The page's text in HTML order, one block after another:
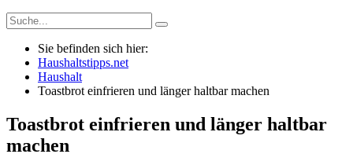
Sie befinden sich hier:
Haushaltstipps.net
Haushalt
Toastbrot einfrieren und länger haltbar machen
Toastbrot einfrieren und länger haltbar
machen